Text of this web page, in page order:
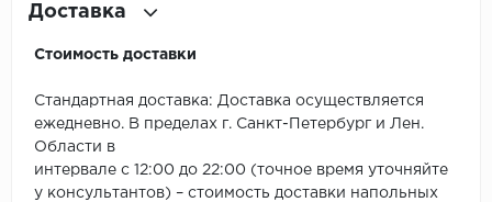
Доставка
Стоимость доставки
Стандартная доставка: Доставка осуществляется
ежедневно. В пределах г. Санкт-Петербург и Лен.
Области в
интервале с 12:00 до 22:00 (точное время уточняйте
у консультантов) – стоимость доставки напольных